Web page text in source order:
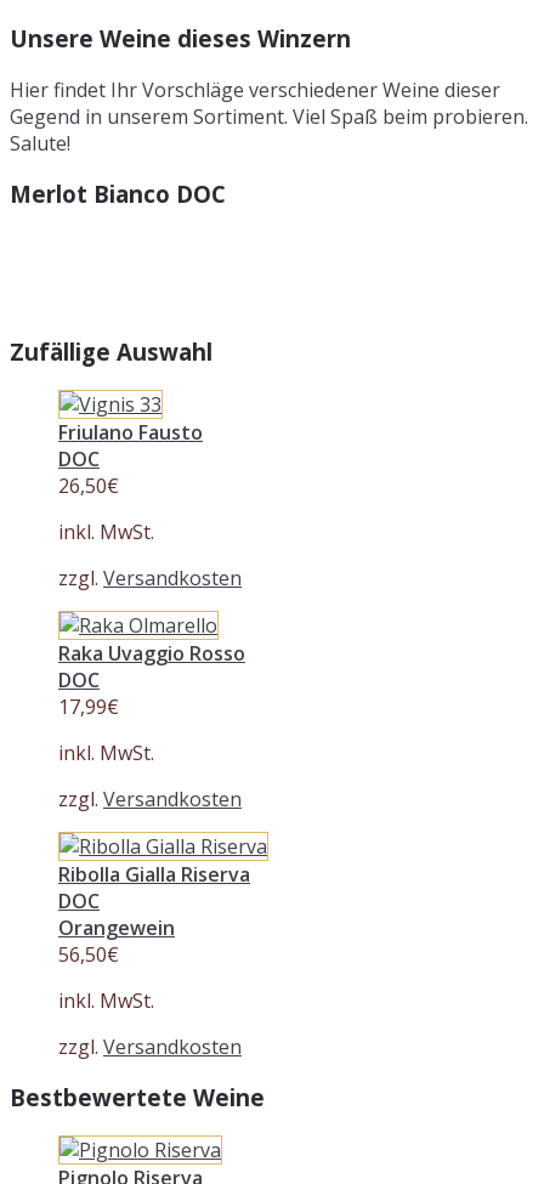
Unsere Weine dieses Winzern
Hier findet Ihr Vorschläge verschiedener Weine dieser
Gegend in unserem Sortiment. Viel Spaß beim probieren.
Salute!
Merlot Bianco DOC
Zufällige Auswahl
Friulano Fausto
DOC
26,50€
inkl. MwSt.
zzgl. Versandkosten
Raka Uvaggio Rosso
DOC
17,99€
inkl. MwSt.
zzgl. Versandkosten
Ribolla Gialla Riserva
DOC
Orangewein
56,50€
inkl. MwSt.
zzgl. Versandkosten
Bestbewertete Weine
Pignolo Riserva